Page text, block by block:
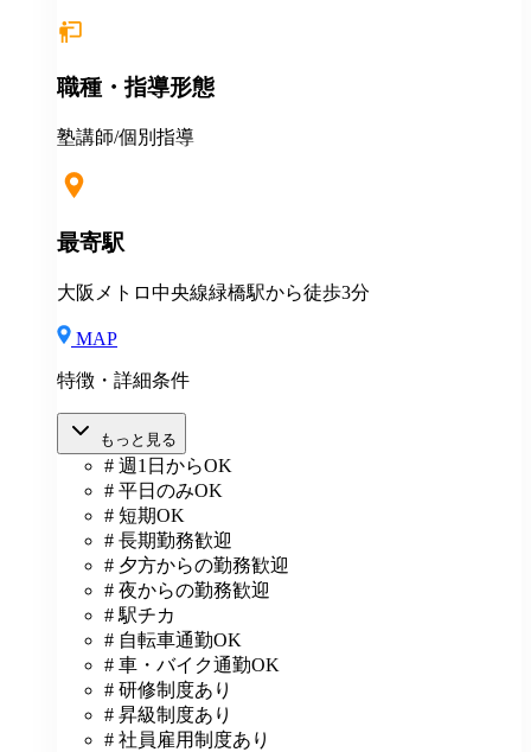
り、活躍している人が多数います♪ ■受動喫煙対策 敷
入要件満たした方)
職種・指導形態
塾講師/個別指導
最寄駅
大阪メトロ中央線緑橋駅から徒歩3分
MAP
特徴・詳細条件
もっと見る
# 週1日からOK
# 平日のみOK
# 短期OK
# 長期勤務歓迎
# 夕方からの勤務歓迎
# 夜からの勤務歓迎
# 駅チカ
# 自転車通勤OK
# 車・バイク通勤OK
# 研修制度あり
# 昇級制度あり
# 社員雇用制度あり